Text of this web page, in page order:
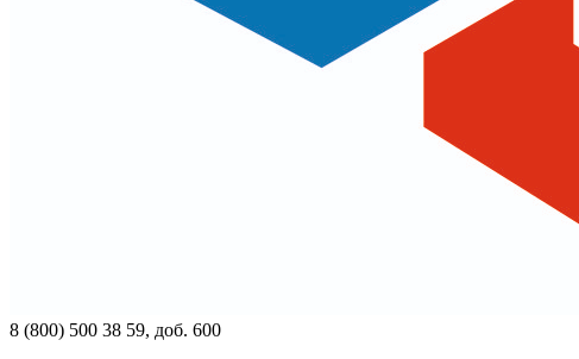
8 (800) 500 38 59, доб. 600